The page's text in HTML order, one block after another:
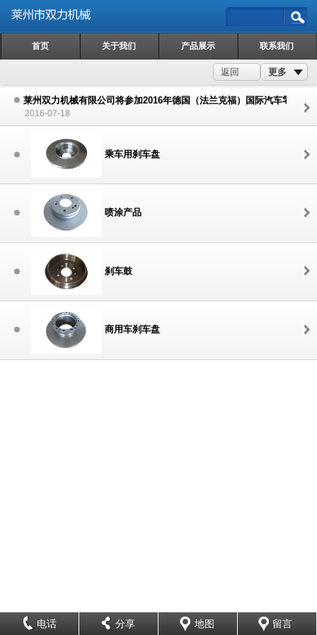
首页 关于我们 产品展示 联系我们
更多
返回
莱州双力机械有限公司将参加2016年德国（法兰克福）国际汽车零配件
2016-07-18
乘车用刹车盘
喷涂产品
刹车鼓
商用车刹车盘
电话 分享 地图 留言